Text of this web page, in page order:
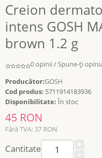
Creion
intens GOSH
brown 1.2 g
0 opinii /Spune-ţi
Producător:GOSH
Cod produs: 5711914183936
Disponibilitate: În stoc
45 RON
Fără TVA: 37 RON
Cantitate